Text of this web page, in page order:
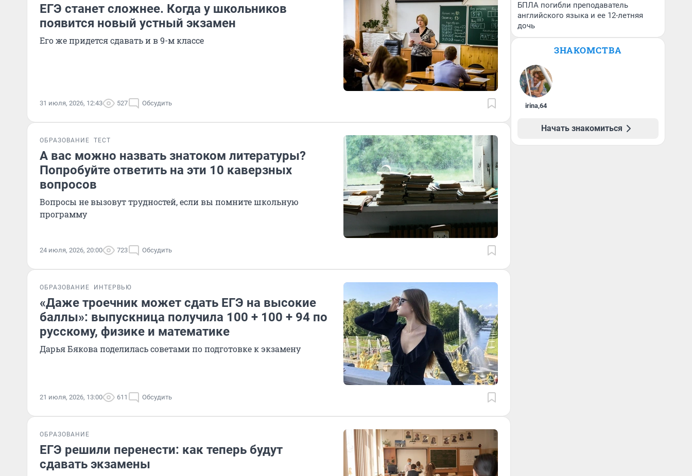
ЕГЭ станет сложнее. Когда у школьников
появится новый устный экзамен
Его же придется сдавать и в 9-м классе
31 июля, 2026, 12:43 527 Обсудить
ОБРАЗОВАНИЕ ТЕСТ
А вас можно назвать знатоком литературы?
Попробуйте ответить на эти 10 каверзных
вопросов
Вопросы не вызовут трудностей, если вы помните школьную
программу
24 июля, 2026, 20:00 723 Обсудить
ОБРАЗОВАНИЕ ИНТЕРВЬЮ
«Даже троечник может сдать ЕГЭ на высокие
баллы»: выпускница получила 100 + 100 + 94 по
русскому, физике и математике
Дарья Бякова поделилась советами по подготовке к экзамену
21 июля, 2026, 13:00 611 Обсудить
ОБРАЗОВАНИЕ
ЕГЭ решили перенести: как теперь будут
сдавать экзамены
БПЛА погибли преподаватель
английского языка и ее 12-летняя
дочь
ЗНАКОМСТВА
irina,64
Начать знакомиться